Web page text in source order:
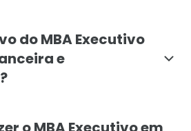
do MBA Executivo
e